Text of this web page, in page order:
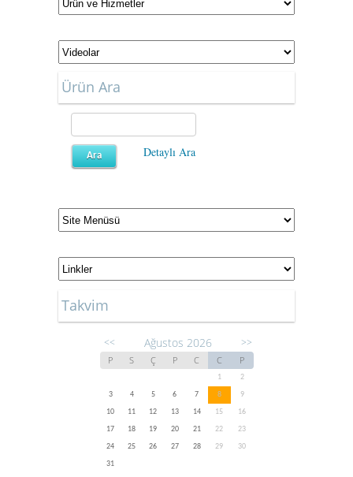
Ürün Ara
Detaylı Ara
Takvim
<< Ağustos 2026 >>
P S Ç P C C P
1
2
3
4 5 6 7 8
9
10
11 12 13 14 15
16
17
18 19 20 21 22
23
24
25 26 27 28 29
30
31